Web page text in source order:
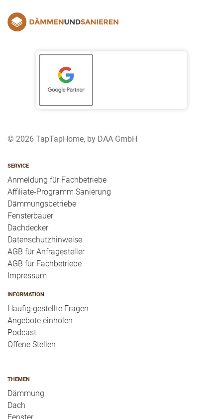
© 2026 TapTapHome, by DAA GmbH
SERVICE
Anmeldung für Fachbetriebe
Affiliate-Programm Sanierung
Dämmungsbetriebe
Fensterbauer
Dachdecker
Datenschutzhinweise
AGB für Anfragesteller
AGB für Fachbetriebe
Impressum
INFORMATION
Häufig gestellte Fragen
Angebote einholen
Podcast
Offene Stellen
THEMEN
Dämmung
Dach